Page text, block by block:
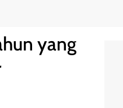
yang